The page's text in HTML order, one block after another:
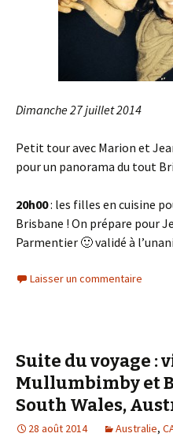
Dimanche 27 juillet 2014
Petit tour avec Marion et
pour un panorama du tout
20h00: les filles en cuisine
Brisbane ! On prépare pour
Parmentier 🙂 validé à
Laisser un commentaire
Suite du voyage :
Mullumbimby et
South Wales,
28 août 2014 Australie,